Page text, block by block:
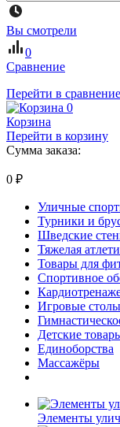
Вы смотрели
0
Сравнение
Перейти в сравнение
0
Корзина
Перейти в корзину
Сумма заказа:
0 ₽
Уличные
Турники и
Шведские
Тяжелая
Товары для
Спортивное
Игровые столы
Детские
Единоборства
Массажёры
Элементы